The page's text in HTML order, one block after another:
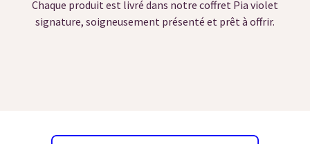
Chaque produit est livré dans notre coffret Pia violet
signature, soigneusement présenté et prêt à offrir.